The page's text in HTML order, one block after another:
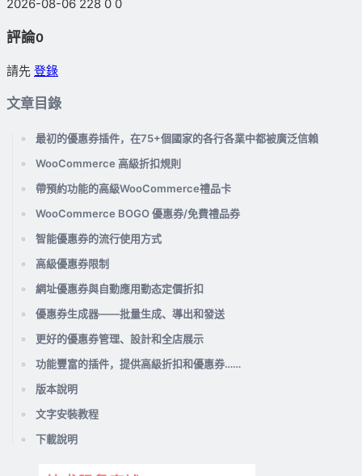
2026-08-06 228 0 0
評論0
請先 登錄
文章目錄
最初的優惠券插件，在75+個國家的各行各業中都被廣泛信賴
WooCommerce 高級折扣規則
帶預約功能的高級WooCommerce禮品卡
WooCommerce BOGO 優惠券/免費禮品券
智能優惠券的流行使用方式
高級優惠券限制
網址優惠券與自動應用動态定價折扣
優惠券生成器——批量生成、導出和發送
更好的優惠券管理、設計和全店展示
功能豐富的插件，提供高級折扣和優惠券……
版本說明
文字安裝教程
下載說明